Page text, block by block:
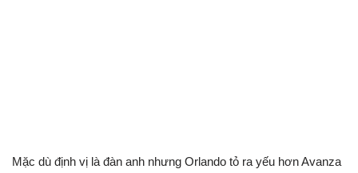
Mặc dù định vị là đàn anh nhưng Orlando tỏ ra yếu hơn Avanza